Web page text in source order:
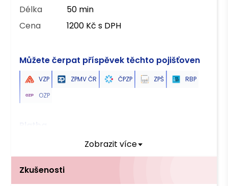
Délka
50 min
Cena
1200 Kč s DPH
Můžete čerpat příspěvek těchto pojišťoven
VZP ZPMV ČR ČPZP ZPŠ
RBP
OZP
Zobrazit více
Zkušenosti